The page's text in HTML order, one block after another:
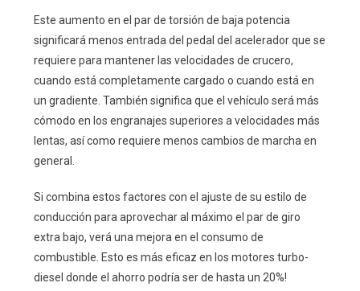
Este aumento en el par de torsión de baja potencia
significará menos entrada del pedal del acelerador que se
requiere para mantener las velocidades de crucero,
cuando está completamente cargado o cuando está en
un gradiente. También significa que el vehículo será más
cómodo en los engranajes superiores a velocidades más
lentas, así como requiere menos cambios de marcha en
general.
Si combina estos factores con el ajuste de su estilo de
conducción para aprovechar al máximo el par de giro
extra bajo, verá una mejora en el consumo de
combustible. Esto es más eficaz en los motores turbo-
diesel donde el ahorro podría ser de hasta un 20%!